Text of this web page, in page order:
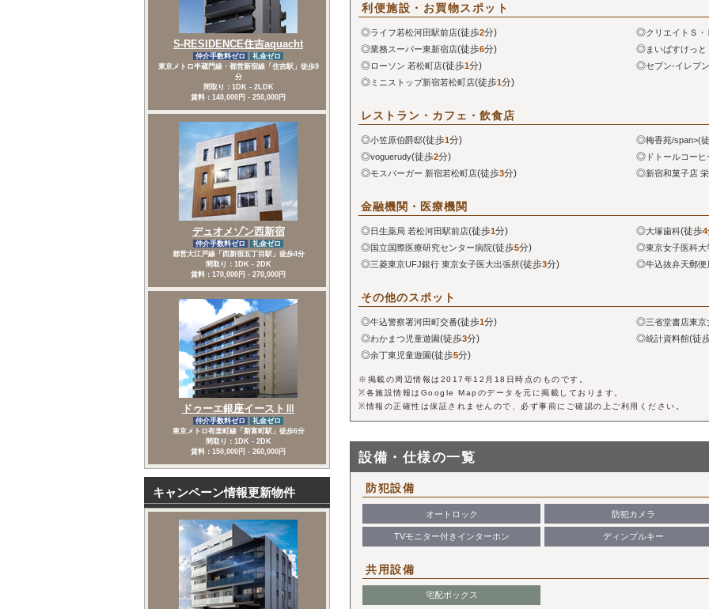
利便施設・お買物スポット
◎ライフ若松河田駅前店(徒歩2分) ◎クリエイトＳ・
◎業務スーパー東新宿店(徒歩6分) ◎まいばすけっと
◎ローソン 若松町店(徒歩1分) ◎セブン-イレブ
◎ ミニストップ新宿若松町店(徒歩1分)
レストラン・カフェ・飲食店
◎小笠原伯爵邸(徒歩1分) ◎梅香苑/span>(
◎voguerudy(徒歩2分) ◎ドトールコーヒ
◎モスバーガー 新宿若松町店(徒歩3分) ◎新宿和菓子店
金融機関・医療機関
◎日生薬局 若松河田駅前店(徒歩1分) ◎大塚歯科(徒歩4
◎国立国際医療研究センター病院(徒歩5分) ◎東京女子医科大
◎三菱東京UFJ銀行 東京女子医大出張所(徒歩3分) ◎牛込抜弁天郵便
その他のスポット
◎牛込警察署河田町交番(徒歩1分) ◎三省堂書店東京
◎わかまつ児童遊園(徒歩3分) ◎統計資料館(徒
◎余丁東児童遊園(徒歩5分)
※掲載の周辺情報は2017年12月18日時点のものです。
※各施設情報はGoogle Mapのデータを元に掲載しております。
※情報の正確性は保証されませんので、必ず事前にご確認の上ご利用ください。
設備・仕様の一覧
防犯設備
オートロック 防犯カメラ
TVモニター付きインターホン ディンプルキー
共用設備
宅配ボックス
S-RESIDENCE住吉aquacht
仲介手数料ゼロ
礼金ゼロ
東京メトロ半蔵門線・都営新宿線「住吉駅」徒歩9
分
間取り：1DK - 2LDK
賃料：140,000円 - 250,000円
デュオメゾン西新宿
仲介手数料ゼロ
礼金ゼロ
都営大江戸線「西新宿五丁目駅」徒歩4分
間取り：1DK - 2DK
賃料：170,000円 - 270,000円
ドゥーエ銀座イーストⅢ
仲介手数料ゼロ
礼金ゼロ
東京メトロ有楽町線「新富町駅」徒歩6分
間取り：1DK - 2DK
賃料：150,000円 - 260,000円
キャンペーン情報更新物件